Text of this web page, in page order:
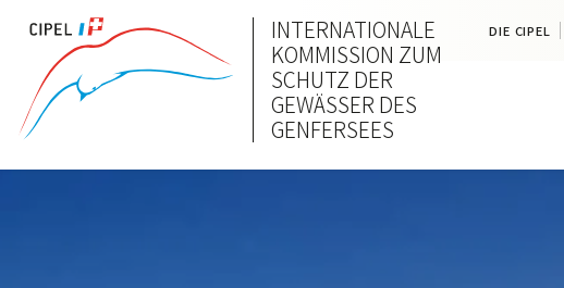
INTERNATIONALE
KOMMISSION ZUM
SCHUTZ DER
GEWÄSSER DES
GENFERSEES
DIE CIPEL